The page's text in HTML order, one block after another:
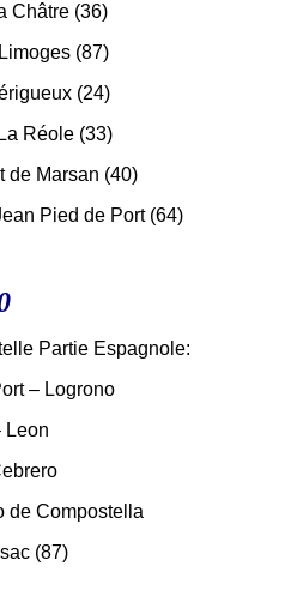
Châtre (36)
(87)
(24)
Réole (33)
de Marsan (40)
Pied de Port (64)
Partie Espagnole:
– Logrono
Leon
de Compostella
(87)